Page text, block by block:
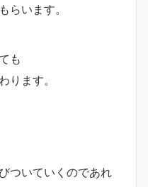
らいます。
も
ります。
ついていくのであれ